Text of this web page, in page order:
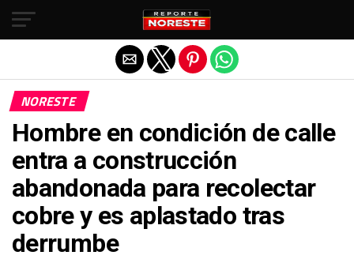
NORESTE
Hombre en condición de calle
entra a construcción
abandonada para recolectar
cobre y es aplastado tras
derrumbe
Salir de la versión móvil